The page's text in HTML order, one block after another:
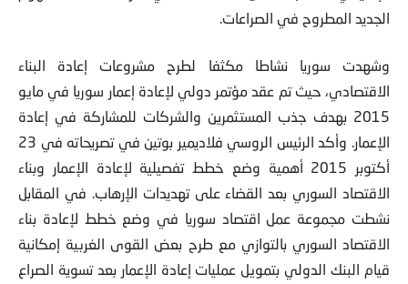
الجديد المطروح في الصراعات.
وشهدت سوریا نشاطا مكثفا لطرح مشروعات إعادة البناء
الاقتصادي، حیث تم عقد مؤتمر دولي لإعادة إعمار سوریا في مایو
2015 بهدف جذب المستثمرین والشركات للمشاركة في إعادة
الإعمار. وأكد الرئیس الروسي فلادیمیر بوتین في تصریحاته في 23
أكتوبر 2015 أهمية وضع خطط تفصیلیة لإعادة الإعمار وبناء
الاقتصاد السوري بعد القضاء على تهديدات الإرهاب. في المقابل
نشطت مجموعة عمل اقتصاد سوریا في وضع خطط لإعادة بناء
الاقتصاد السوري بالتوازي مع طرح بعض القوى الغربیة إمكانیة
قیام البنك الدولي بتمویل عملیات إعادة الإعمار بعد تسویة الصراع